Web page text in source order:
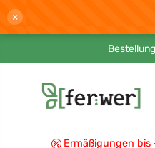
×
Ermäßigungen bis